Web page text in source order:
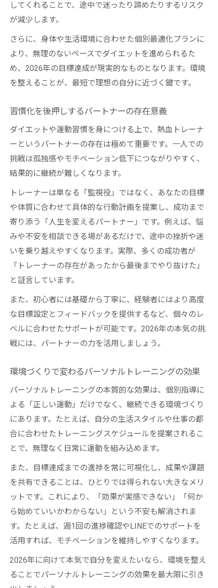
してくれることで、途中で迷ったり諦めたりするリスク
が減少します。
さらに、身体や生活環境に合わせた個別最適化プランに
より、無理のないペースでダイエットを進められるた
め、2026年の目標達成が現実的なものとなります。環境
を整えることが、最短で理想の自分に近づく鍵です。
習慣化を後押しするパートナーの存在意義
ダイエットや運動習慣を身につける上で、熱血トレーナ
ーというパートナーの存在は極めて重要です。一人での
挑戦は孤独感やモチベーション低下につながりやすく、
結果的に継続が難しくなります。
トレーナーは単なる「監視役」ではなく、あなたの目標
や体質に合わせて具体的な行動計画を提案し、成功まで
寄り添う「人生を変えるパートナー」です。例えば、悩
みや不安を相談できる場があるだけで、途中の挫折や迷
いを乗り越えやすくなります。実際、多くの成功者が
「トレーナーの存在があったから最後までやり抜けた」
と証言しています。
また、初心者には基礎から丁寧に、経験者にはより高度
な目標設定とフィードバックを提供するなど、個々のレ
ベルに合わせたサポートが可能です。2026年の本気の挑
戦には、パートナーの力を活用しましょう。
環境づくりで変わるパーソナルトレーニングの効果
パーソナルトレーニングの本質的な効果は、個別指導に
よる「正しい運動」だけでなく、継続できる環境づくり
にあります。たとえば、自分の生活スタイルや仕事の都
合に合わせたトレーニングスケジュールを提案されるこ
とで、無理なく日常に運動を組み込めます。
また、目標達成までの進捗を常に可視化し、成果や課題
を共有できることは、ひとりでは得られない大きなメリ
ットです。これにより、「効果が実感できない」「何か
ら始めていいかわからない」という不安も解消されま
す。たとえば、週1回の進捗確認やLINEでのサポートを
活用すれば、モチベーションを維持しやすくなります。
2026年に向けて本気で自分を変えたいなら、環境を整え
ることでパーソナルトレーニングの効果を最大限に引き